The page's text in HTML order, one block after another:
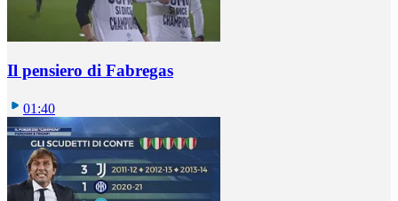
Il pensiero di Fabregas
01:40